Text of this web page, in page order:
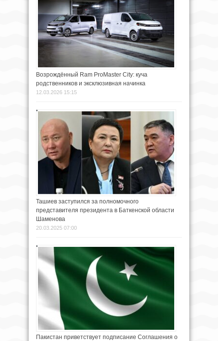
Возрождённый Ram ProMaster City: куча
родственников и эксклюзивная начинка
12.03.2026 15:15
Ташиев заступился за полномочного
представителя президента в Баткенской области
Шаменова
20.03.2025 07:00
Пакистан приветствует подписание Соглашения о